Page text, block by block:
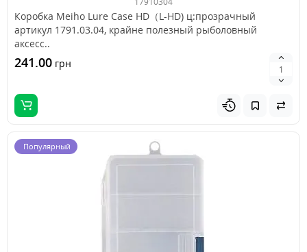
Коробка Meiho Lure Case HD（L-HD) ц:прозрачный
артикул 1791.03.04, крайне полезный рыболовный
аксесс..
241.00 грн
Популярный